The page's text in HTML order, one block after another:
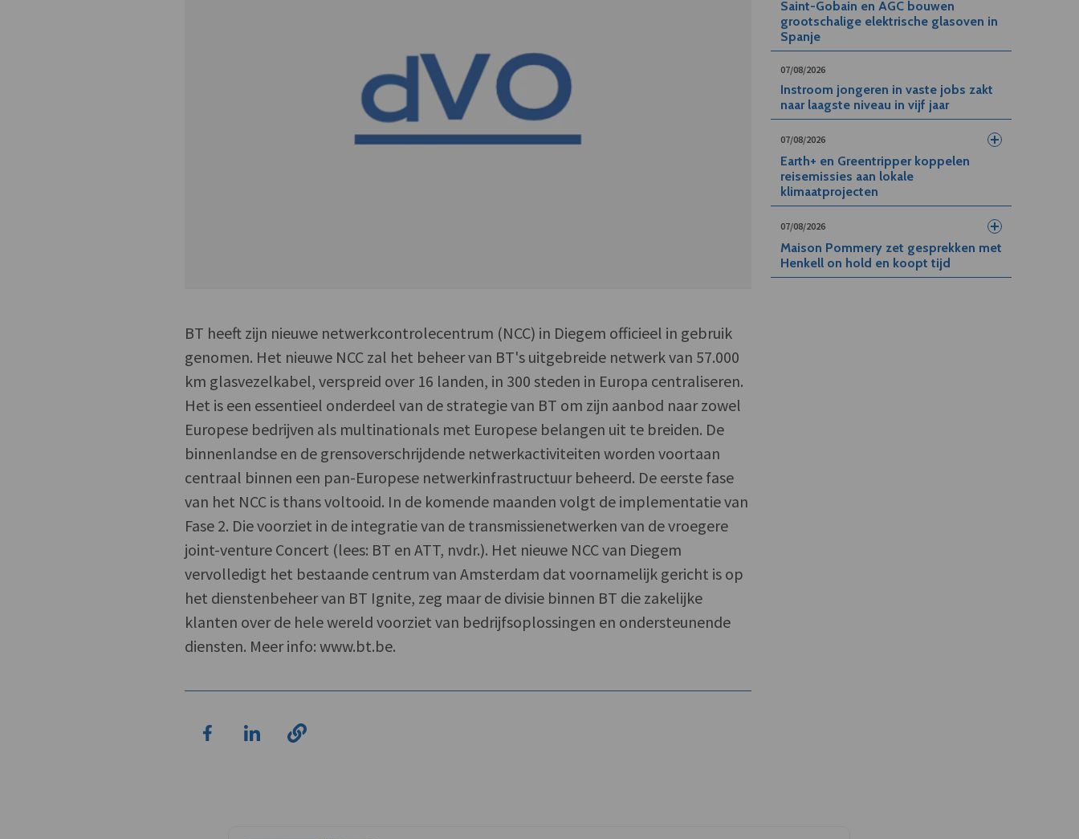
BT heeft zijn nieuwe netwerkcontrolecentrum (NCC) in Diegem officieel in gebruik
genomen. Het nieuwe NCC zal het beheer van BT's uitgebreide netwerk van 57.000
km glasvezelkabel, verspreid over 16 landen, in 300 steden in Europa centraliseren.
Het is een essentieel onderdeel van de strategie van BT om zijn aanbod naar zowel
Europese bedrijven als multinationals met Europese belangen uit te breiden. De
binnenlandse en de grensoverschrijdende netwerkactiviteiten worden voortaan
centraal binnen een pan-Europese netwerkinfrastructuur beheerd. De eerste fase
van het NCC is thans voltooid. In de komende maanden volgt de implementatie van
Fase 2. Die voorziet in de integratie van de transmissienetwerken van de vroegere
joint-venture Concert (lees: BT en ATT, nvdr.). Het nieuwe NCC van Diegem
vervolledigt het bestaande centrum van Amsterdam dat voornamelijk gericht is op
het dienstenbeheer van BT Ignite, zeg maar de divisie binnen BT die zakelijke
klanten over de hele wereld voorziet van bedrijfsoplossingen en ondersteunende
diensten. Meer info: www.bt.be.
Saint-Gobain en AGC bouwen
grootschalige elektrische glasoven in
Spanje
07/08/2026
Instroom jongeren in vaste jobs zakt
naar laagste niveau in vijf jaar
07/08/2026
Earth+ en Greentripper koppelen
reisemissies aan lokale
klimaatprojecten
07/08/2026
Maison Pommery zet gesprekken met
Henkell on hold en koopt tijd